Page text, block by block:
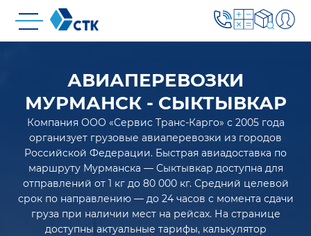
АВИАПЕРЕВОЗКИ
МУРМАНСК - СЫКТЫВКАР
Компания ООО «Сервис Транс-Карго» с 2005 года
организует грузовые авиаперевозки из городов
Российской Федерации. Быстрая авиадоставка по
маршруту Мурманска — Сыктывкар доступна для
отправлений от 1 кг до 80 000 кг. Средний целевой
срок по направлению — до 24 часов с момента сдачи
груза при наличии мест на рейсах. На странице
доступны актуальные тарифы, калькулятор